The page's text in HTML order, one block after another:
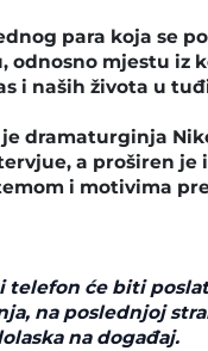
para koja se
mjestu iz
i naših života u
dramaturginja
a proširen
i motivima
će biti
na poslednjoj
na događaj.